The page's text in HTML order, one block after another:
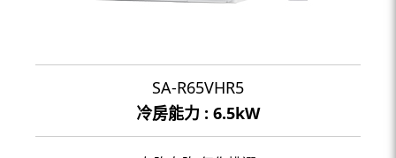
SA-R65VHR5
冷房能力 : 6.5kW